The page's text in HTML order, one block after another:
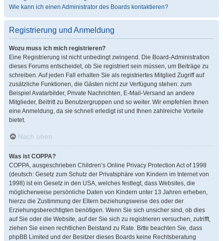
Wie kann ich einen Administrator des Boards kontaktieren?
Registrierung und Anmeldung
Wozu muss ich mich registrieren?
Eine Registrierung ist nicht unbedingt zwingend. Die Board-Administration
dieses Forums entscheidet, ob Sie registriert sein müssen, um Beiträge zu
schreiben. Auf jeden Fall erhalten Sie als registriertes Mitglied Zugriff auf
zusätzliche Funktionen, die Gästen nicht zur Verfügung stehen: zum
Beispiel Avatarbilder, Private Nachrichten, E-Mail-Versand an andere
Mitglieder, Beitritt zu Benutzergruppen und so weiter. Wir empfehlen Ihnen
eine Anmeldung, da sie schnell erledigt ist und Ihnen zahlreiche Vorteile
bietet.
Nach oben
Was ist COPPA?
COPPA, ausgeschrieben Children’s Online Privacy Protection Act of 1998
(deutsch: Gesetz zum Schutz der Privatsphäre von Kindern im Internet von
1998) ist ein Gesetz in den USA, welches festlegt, dass Websites, die
möglicherweise persönliche Daten von Kindern unter 13 Jahren erheben,
hierzu die Zustimmung der Eltern beziehungsweise des oder der
Erziehungsberechtigten benötigen. Wenn Sie sich unsicher sind, ob dies
auf Sie oder die Website, auf der Sie sich zu registrieren versuchen, zutrifft,
ziehen Sie einen rechtlichen Beistand zu Rate. Bitte beachten Sie, dass
phpBB Limited und der Besitzer dieses Boards keine Rechtsberatung